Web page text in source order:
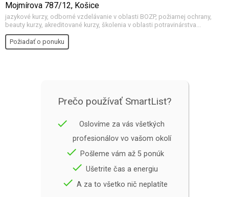
Mojmírova 787/12, Košice
jazykové kurzy, odborné vzdelávanie v oblasti BOZP, požiarnej ochrany,
beauty kurzy, akreditované kurzy, školenia v oblasti potravinárstva...
Požiadať o ponuku
Prečo používať SmartList?
done
Oslovíme za vás všetkých
profesionálov vo vašom okolí
done Pošleme vám až 5 ponúk
done Ušetrite čas a energiu
done A za to všetko nič neplatíte